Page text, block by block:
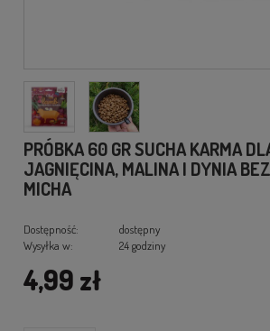
PRÓBKA 60 GR SUCHA KARMA
JAGNIĘCINA, MALINA I DYNIA
MICHA
Dostępność:
dostępny
Wysyłka w:
24 godziny
4,99 zł